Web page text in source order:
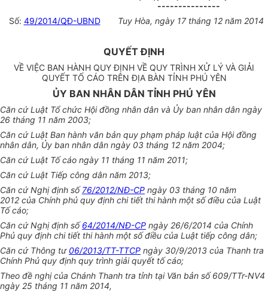
---------------
Số: 49/2014/QĐ-UBND Tuy Hòa, ngày 17 tháng 12 năm 2014
QUYẾT ĐỊNH
VỀ VIỆC BAN HÀNH QUY ĐỊNH VỀ QUY TRÌNH XỬ LÝ VÀ GIẢI
QUYẾT TỐ CÁO TRÊN ĐỊA BÀN TỈNH PHÚ YÊN
ỦY BAN NHÂN DÂN TỈNH PHÚ YÊN
Căn cứ Luật Tổ chức Hội đồng nhân dân và Ủy ban nhân dân ngày
26 tháng 11 năm 2003;
Căn cứ Luật Ban hành văn bản quy phạm pháp luật của Hội đồng
nhân dân, Ủy ban nhân dân ngày 03 tháng 12 năm 2004;
Căn cứ Luật Tố cáo ngày 11 tháng 11 năm 2011;
Căn cứ Luật Tiếp công dân năm 2013;
Căn cứ Nghị định số76/2012/NĐ-CP ngày 03 tháng 10 năm
2012 của Chính phủ quy định chi tiết thi hành một số điều của Luật
Tố cáo;
Căn cứ Nghị định số64/2014/NĐ-CP ngày 26/6/2014 của Chính
Phủ quy định chi tiết thi hành một số điều của Luật tiếp công dân;
Căn cứ Thông tư 06/2013/TT-TTCP ngày 30/9/2013 của Thanh tra
Chính Phủ quy định quy trình giải quyết tố cáo;
Theo đề nghị của Chánh Thanh tra tỉnh tại Văn bản số 609/TTr-NV4
ngày 25 tháng 11 năm 2014,